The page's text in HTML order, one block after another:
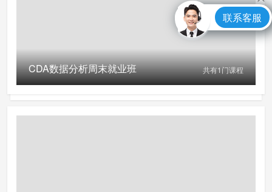
CDA数据分析周末就业班 共有1门课程
联系客服